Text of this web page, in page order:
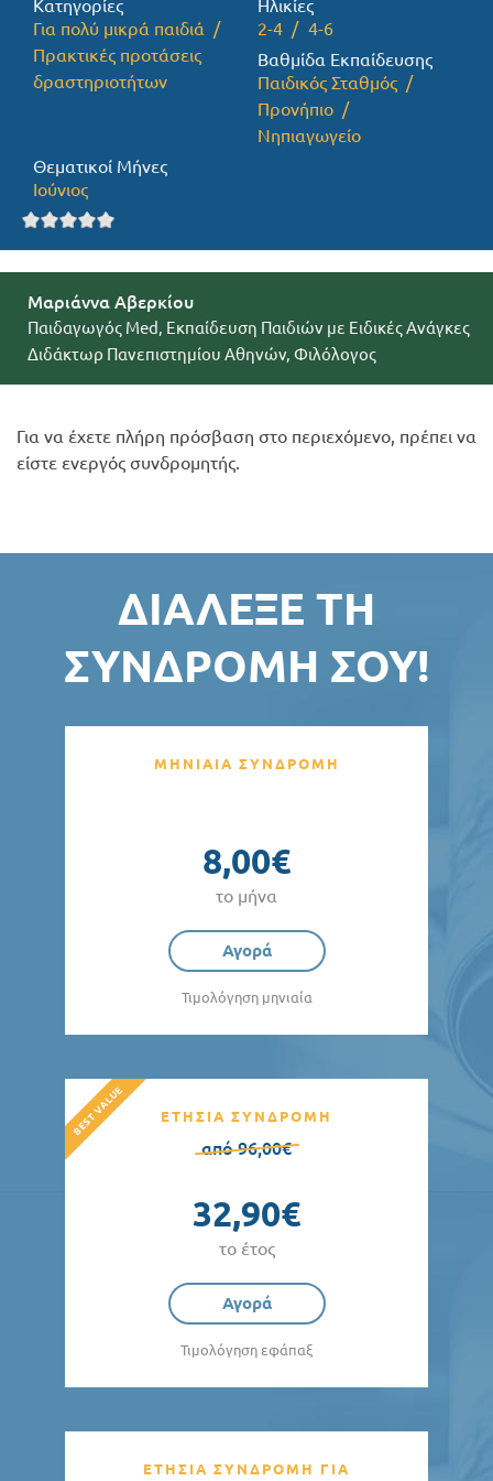
Προσφορές
Κατηγορίες
Για πολύ μικρά παιδιά
Πρακτικές προτάσεις
δραστηριοτήτων
Ηλικίες
2-4
4-6
Βαθμίδα Εκπαίδευσης
Παιδικός Σταθμός
Προνήπιο
Νηπιαγωγείο
Θεματικοί Μήνες
Ιούνιος
Μαριάννα Αβερκίου
Παιδαγωγός Med, Εκπαίδευση Παιδιών με Ειδικές Ανάγκες
Διδάκτωρ Πανεπιστημίου Αθηνών, Φιλόλογος
Για να έχετε πλήρη πρόσβαση στο περιεχόμενο, πρέπει να
είστε ενεργός συνδρομητής.
ΔΙΆΛΕΞΕ ΤΗ
ΣΥΝΔΡΟΜΉ ΣΟΥ!
ΜΗΝΙΑΙΑ ΣΥΝΔΡΟΜΗ
8,00€
το μήνα
Αγορά
Τιμολόγηση μηνιαία
ΕΤΗΣΙΑ ΣΥΝΔΡΟΜΗ
από 96,00€
32,90€
το έτος
Αγορά
Τιμολόγηση εφάπαξ
ΕΤΗΣΙΑ ΣΥΝΔΡΟΜΗ ΓΙΑ